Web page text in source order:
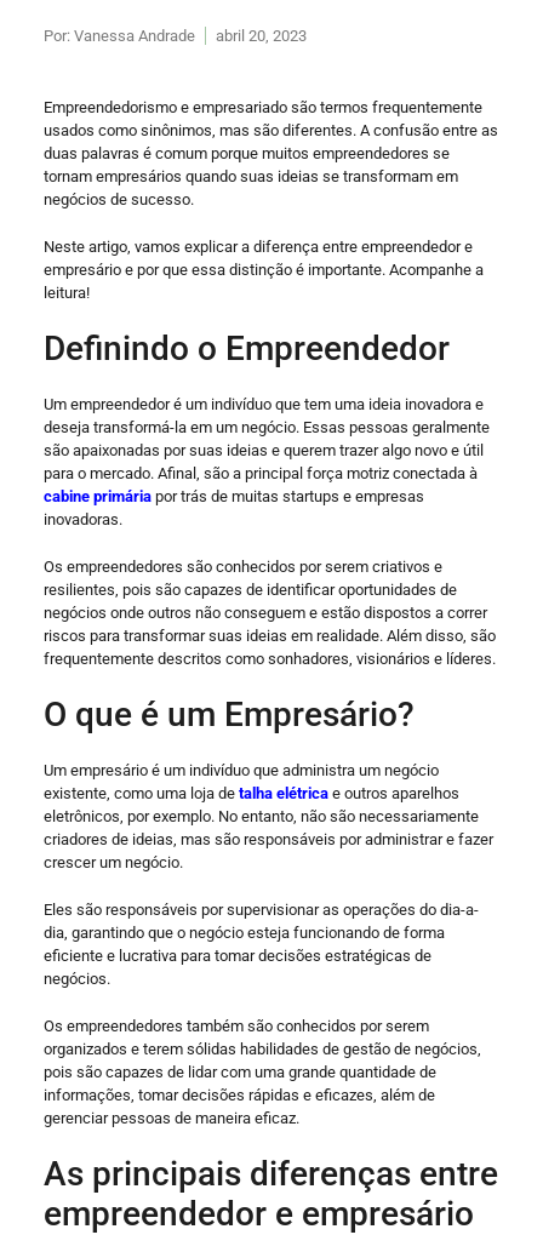
Por: Vanessa Andrade abril 20, 2023
Empreendedorismo e empresariado são termos frequentemente
usados como sinônimos, mas são diferentes. A confusão entre as
duas palavras é comum porque muitos empreendedores se
tornam empresários quando suas ideias se transformam em
negócios de sucesso.
Neste artigo, vamos explicar a diferença entre empreendedor e
empresário e por que essa distinção é importante. Acompanhe a
leitura!
Definindo o Empreendedor
Um empreendedor é um indivíduo que tem uma ideia inovadora e
deseja transformá-la em um negócio. Essas pessoas geralmente
são apaixonadas por suas ideias e querem trazer algo novo e útil
para o mercado. Afinal, são a principal força motriz conectada à
cabine primária por trás de muitas startups e empresas
inovadoras.
Os empreendedores são conhecidos por serem criativos e
resilientes, pois são capazes de identificar oportunidades de
negócios onde outros não conseguem e estão dispostos a correr
riscos para transformar suas ideias em realidade. Além disso, são
frequentemente descritos como sonhadores, visionários e líderes.
O que é um Empresário?
Um empresário é um indivíduo que administra um negócio
existente, como uma loja de talha elétrica e outros aparelhos
eletrônicos, por exemplo. No entanto, não são necessariamente
criadores de ideias, mas são responsáveis por administrar e fazer
crescer um negócio.
Eles são responsáveis por supervisionar as operações do dia-a-
dia, garantindo que o negócio esteja funcionando de forma
eficiente e lucrativa para tomar decisões estratégicas de
negócios.
Os empreendedores também são conhecidos por serem
organizados e terem sólidas habilidades de gestão de negócios,
pois são capazes de lidar com uma grande quantidade de
informações, tomar decisões rápidas e eficazes, além de
gerenciar pessoas de maneira eficaz.
As principais diferenças entre
empreendedor e empresário